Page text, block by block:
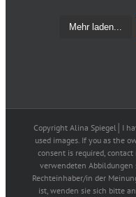
Mehr laden...
Copyright Alina Spiegel│I
used images. If you as the
consent is required,
verwendeten
Rechteinhaber/in der
ist, wenden sie sich bitte